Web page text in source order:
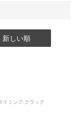
新しい順
イミング,クラック